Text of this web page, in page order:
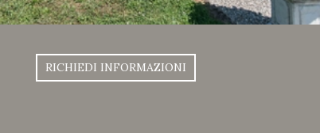
RICHIEDI INFORMAZIONI